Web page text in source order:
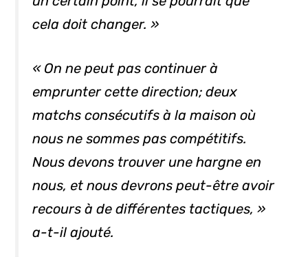
cela doit changer. »
« On ne peut pas continuer à
emprunter cette direction; deux
matchs consécutifs à la maison où
nous ne sommes pas compétitifs.
Nous devons trouver une hargne en
nous, et nous devrons peut-être avoir
recours à de différentes tactiques, »
a-t-il ajouté.